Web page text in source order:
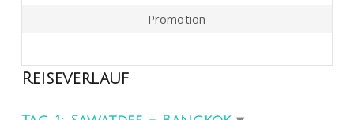
Promotion
-
Reiseverlauf